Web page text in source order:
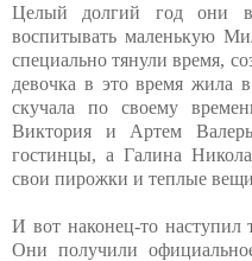
Целый долгий год они
воспитывать маленькую
специально тянули время,
девочка в это время жила
скучала по своему
Виктория и Артем
гостинцы, а Галина
свои пирожки и теплые
И вот наконец-то
Они получили